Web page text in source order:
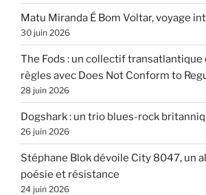
Matu Miranda É Bom Voltar, voyage
30 juin 2026
The Fods : un collectif transatlantique
règles avec Does Not Conform to
28 juin 2026
Dogshark : un trio blues-rock
26 juin 2026
Stéphane Blok dévoile City 8047, un
poésie et résistance
24 juin 2026